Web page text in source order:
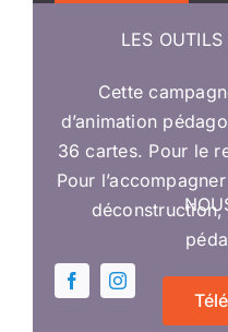
LES OUTILS
Cette
d’animation
36 cartes. Pour le
Pour